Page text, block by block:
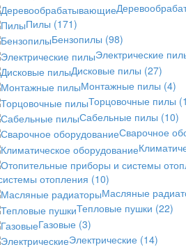
Пилы (171)
Бензопилы (98)
Электрические
Дисковые пилы (27)
Монтажные пилы (4)
Торцовочные пилы
Сабельные пилы (10)
Сварочное
отопления (10)
Масляные
Тепловые пушки (22)
Газовые (3)
Электрические (14)